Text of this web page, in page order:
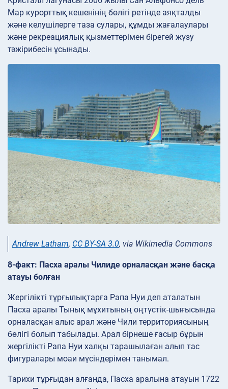
Мар курорттық кешенінің бөлігі ретінде аяқталды
және келушілерге таза сулары, құмды жағалаулары
және рекреациялық қызметтерімен бірегей жүзу
тәжірибесін ұсынады.
Andrew Latham, CC BY-SA 3.0, via Wikimedia Commons
8-факт: Пасха аралы Чилиде орналасқан және басқа
атауы болған
Жергілікті тұрғылықтарға Рапа Нуи деп аталатын
Пасха аралы Тынық мұхитының оңтүстік-шығысында
орналасқан алыс арал және Чили территориясының
бөлігі болып табылады. Арал бірнеше ғасыр бұрын
жергілікті Рапа Нуи халқы тарашылаған алып тас
фигуралары моаи мүсіндерімен танымал.
Тарихи тұрғыдан алғанда, Пасха аралына атауын 1722